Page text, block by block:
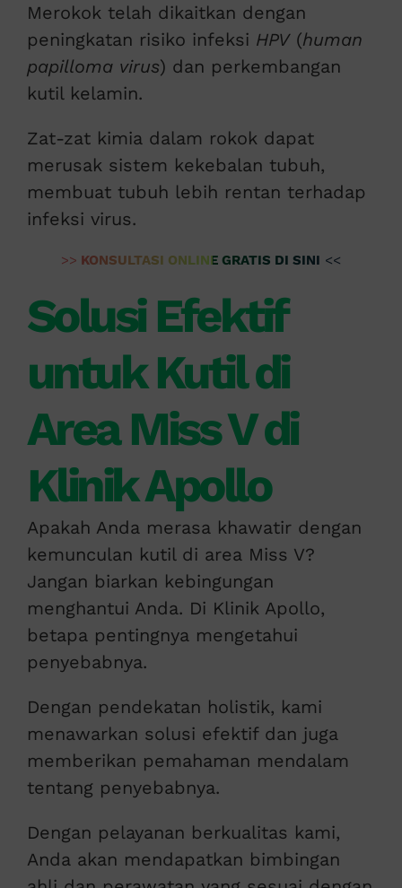
Merokok telah dikaitkan dengan
peningkatan risiko infeksi HPV(human
papilloma virus) dan perkembangan
kutil kelamin.
Zat-zat kimia dalam rokok dapat
merusak sistem kekebalan tubuh,
membuat tubuh lebih rentan terhadap
infeksi virus.
>> KONSULTASI ONLINE GRATIS DI SINI <<
Solusi Efektif
untuk Kutil di
Area Miss V di
Klinik Apollo
Apakah Anda merasa khawatir dengan
kemunculan kutil di area Miss V?
Jangan biarkan kebingungan
menghantui Anda. Di Klinik Apollo,
betapa pentingnya mengetahui
penyebabnya.
Dengan pendekatan holistik, kami
menawarkan solusi efektif dan juga
memberikan pemahaman mendalam
tentang penyebabnya.
Dengan pelayanan berkualitas kami,
Anda akan mendapatkan bimbingan